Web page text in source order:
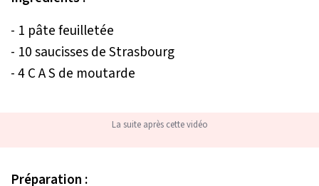
- 1 pâte feuilletée
- 10 saucisses de Strasbourg
- 4 C A S de moutarde
La suite après cette vidéo
Préparation :